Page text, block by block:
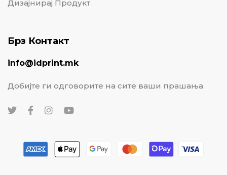
Дизајнирај Продукт
Брз Контакт
info@idprint.mk
Добијте ги одговорите на сите ваши прашања